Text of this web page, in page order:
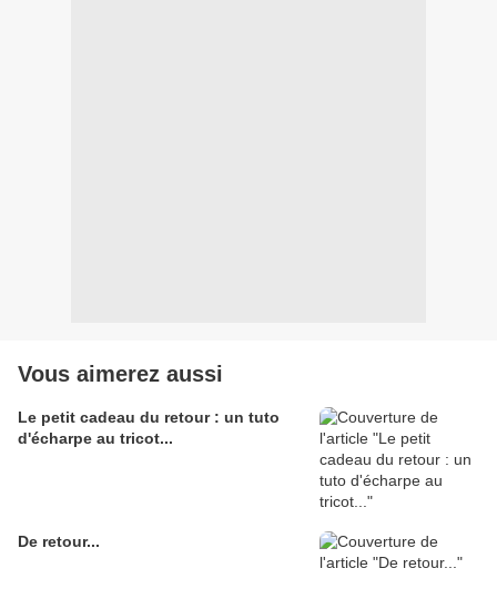
Vous aimerez aussi
Le petit cadeau du retour : un tuto
d'écharpe au tricot...
De retour...